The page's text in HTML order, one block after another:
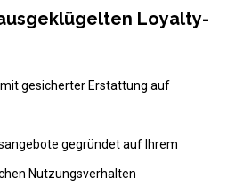
Loyalty-
gesicherter Erstattung auf
gegründet auf Ihrem
Nutzungsverhalten